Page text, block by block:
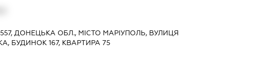
ДОНЕЦЬКА ОБЛ., МІСТО МАРІУПОЛЬ, ВУЛИЦЯ
БУДИНОК 167, КВАРТИРА 75